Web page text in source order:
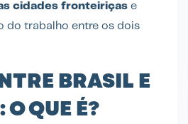
cidades fronteiriças e
do trabalho entre os dois
BRASIL E
QUE É?